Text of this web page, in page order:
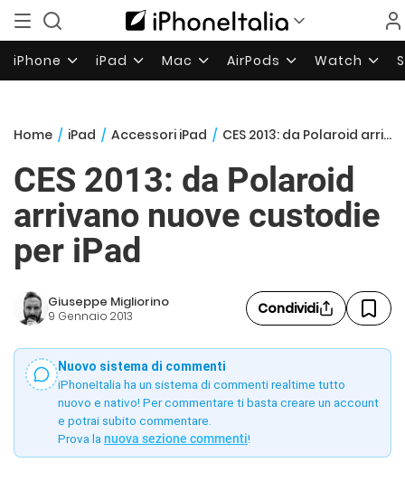
iPhone iPad Mac AirPods Watch
Home / iPad / Accessori iPad / CES 2013: da Polaroid arrivano nuove custodie per iPad
CES 2013: da Polaroid
arrivano nuove custodie
per iPad
Giuseppe Migliorino
9 Gennaio 2013 Condividi
Nuovo sistema di commenti
iPhoneItalia ha un sistema di commenti realtime tutto
nuovo e nativo! Per commentare ti basta creare un account
e potrai subito commentare.
Prova la nuova sezione commenti!